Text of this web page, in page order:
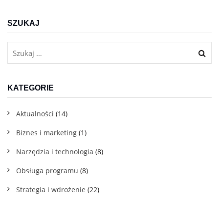
SZUKAJ
KATEGORIE
Aktualności (14)
Biznes i marketing (1)
Narzędzia i technologia (8)
Obsługa programu (8)
Strategia i wdrożenie (22)